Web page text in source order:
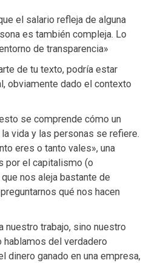
el salario refleja de alguna
es también compleja. Lo
de transparencia»
de tu texto, podría estar
obviamente dado el contexto
se comprende cómo un
vida y las personas se refiere.
eres o tanto vales», una
por el capitalismo (o
nos aleja bastante de
qué nos hacen
nuestro trabajo, sino nuestro
hablamos del verdadero
dinero ganado en una empresa,